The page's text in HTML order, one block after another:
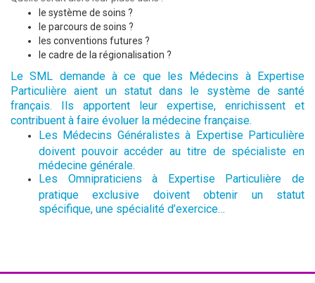
le système de soins ?
le parcours de soins ?
les conventions futures ?
le cadre de la régionalisation ?
Le SML demande à ce que les Médecins à Expertise
Particulière aient un statut dans le système de santé
français. Ils apportent leur expertise, enrichissent et
contribuent à faire évoluer la médecine française.
Les Médecins Généralistes à Expertise Particulière
doivent pouvoir accéder au titre de spécialiste en
médecine générale.
Les Omnipraticiens à Expertise Particulière de
pratique exclusive doivent obtenir un statut
spécifique, une spécialité d’exercice…